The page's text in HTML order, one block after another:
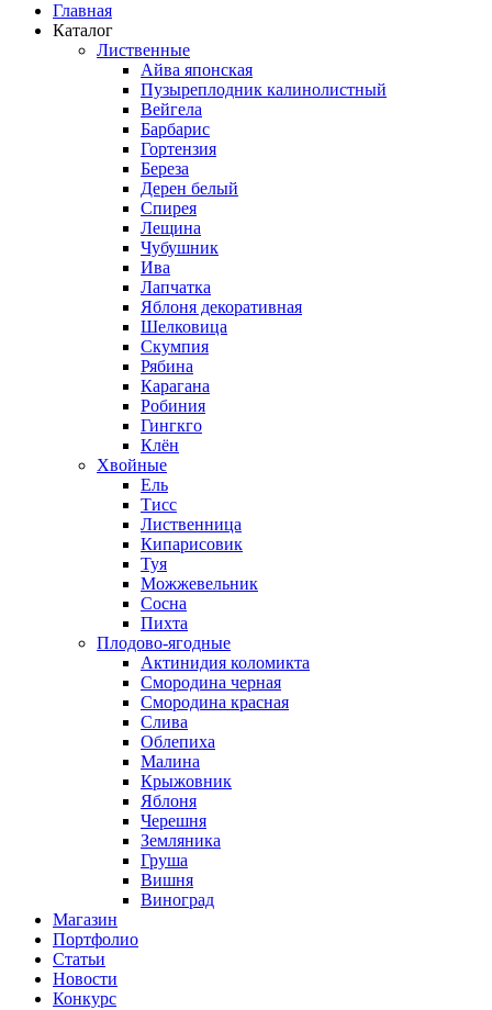
Главная
Каталог
Лиственные
Айва японская
Пузыреплодник калинолистный
Вейгела
Барбарис
Гортензия
Береза
Дерен белый
Спирея
Лещина
Чубушник
Ива
Лапчатка
Яблоня декоративная
Шелковица
Скумпия
Рябина
Карагана
Робиния
Гингкго
Клён
Хвойные
Ель
Тисс
Лиственница
Кипарисовик
Туя
Можжевельник
Сосна
Пихта
Плодово-ягодные
Актинидия коломикта
Смородина черная
Смородина красная
Слива
Облепиха
Малина
Крыжовник
Яблоня
Черешня
Земляника
Груша
Вишня
Виноград
Магазин
Портфолио
Статьи
Новости
Конкурс